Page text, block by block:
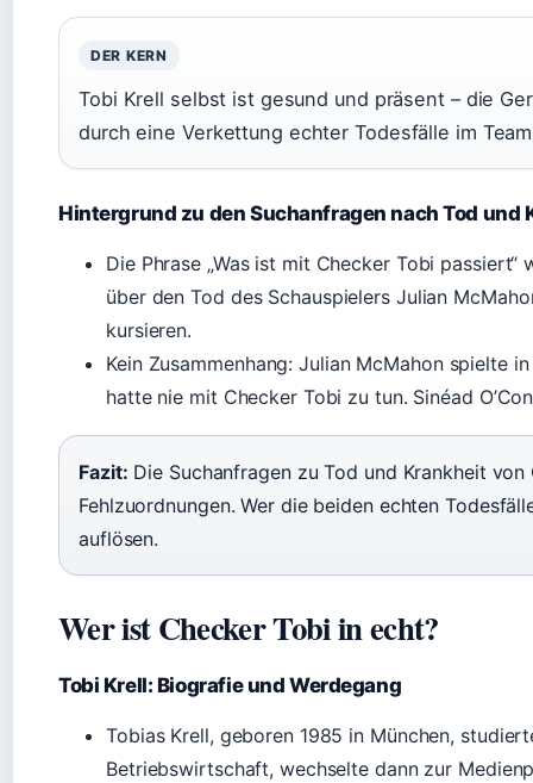
DER KERN
Tobi Krell selbst ist gesund und präsent – die
durch eine Verkettung echter Todesfälle im
Hintergrund zu den Suchanfragen nach Tod und
Die Phrase „Was ist mit Checker Tobi
über den Tod des Schauspielers Julian
kursieren.
Kein Zusammenhang: Julian McMahon spielte
hatte nie mit Checker Tobi zu tun. Sinéad
Fazit: Die Suchanfragen zu Tod und Krankheit
Fehlzuordnungen. Wer die beiden echten
auflösen.
Wer ist Checker Tobi in echt?
Tobi Krell: Biografie und Werdegang
Tobias Krell, geboren 1985 in München,
Betriebswirtschaft, wechselte dann zur